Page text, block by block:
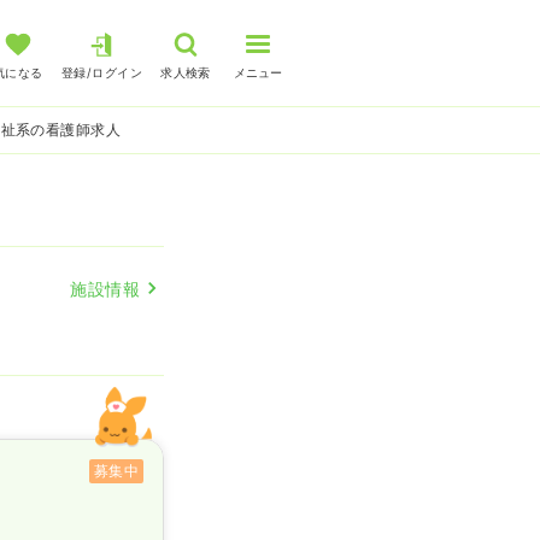
になる 登録/ログイン 求人検索 メニュー
系の看護師求人
施設情報
募集中